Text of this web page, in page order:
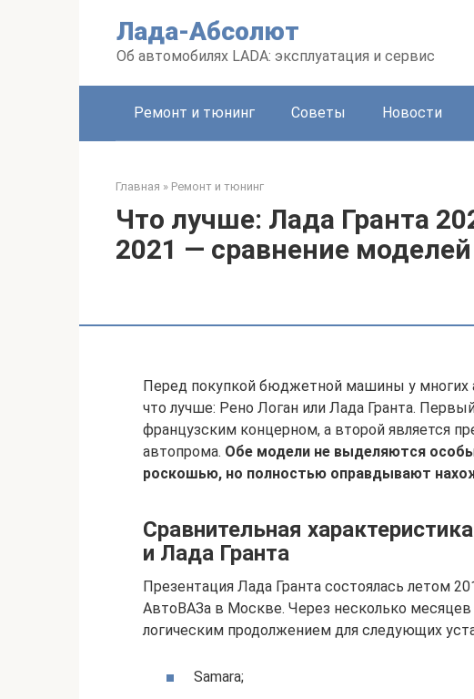
Лада-Абсолют
Об автомобилях LADA: эксплуатация и сервис
Ремонт и тюнинг Советы Новости
Главная » Ремонт и тюнинг
Что лучше: Лада Гранта
2021 — сравнение моделей
Перед покупкой бюджетной машины у многих
что лучше: Рено Логан или Лада Гранта.
французским концерном, а второй является
автопрома. Обе модели не выделяются
роскошью, но полностью оправдывают
Сравнительная
и Лада Гранта
Презентация Лада Гранта состоялась летом
АвтоВАЗа в Москве. Через несколько месяцев
логическим продолжением для следующих
Samara;